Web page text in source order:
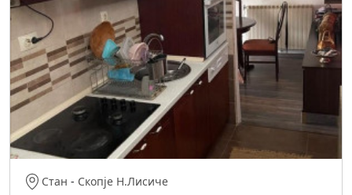
Стан - Скопје Н.Лисиче